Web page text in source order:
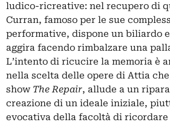
ludico-ricreative: nel recupero di
Curran, famoso per le sue
performative, dispone un biliardo
aggira facendo rimbalzare una
L’intento di ricucire la memoria è
nella scelta delle opere di Attia
show The Repair, allude a un
creazione di un ideale iniziale,
evocativa della facoltà di ricordare